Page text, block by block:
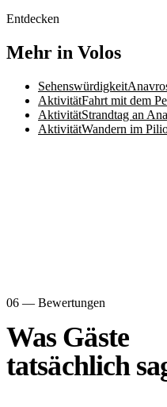
Entdecken
Mehr in Volos
Sehenswürdigkeit
AktivitätFahrt mit dem
AktivitätStrandtag an
AktivitätWandern im
06 — Bewertungen
Was Gäste
tatsächlich